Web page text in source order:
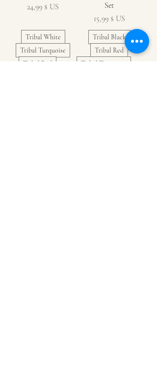
Prix
24,99 $ US
Tribal White
Tribal Turquoise
Tribal Red
Set
Prix
15,99 $ US
Tribal Black
Tribal Red
Tribal Turquoise